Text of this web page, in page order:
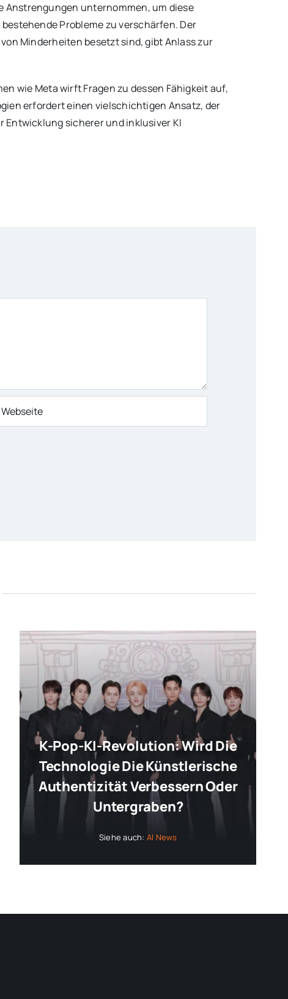
Anstrengungen unternommen, um diese
Probleme zu verschärfen. Der
Minderheiten besetzt sind, gibt Anlass zur
wie Meta wirft Fragen zu dessen Fähigkeit auf,
erfordert einen vielschichtigen Ansatz, der
sicherer und inklusiver KI
K-Pop-KI-Revolution: Wird Die
Technologie Die Künstlerische
Authentizität Verbessern Oder
Untergraben?
Siehe auch: AI News